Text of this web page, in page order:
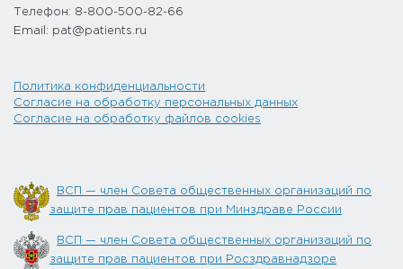
Телефон: 8-800-500-82-66
Email: pat@patients.ru
Политика конфиденциальности
Согласие на обработку персональных данных
Согласие на обработку файлов cookies
ВСП — член Совета общественных организаций по
защите прав пациентов при Минздраве России
ВСП — член Совета общественных организаций по
защите прав пациентов при Росздравнадзоре